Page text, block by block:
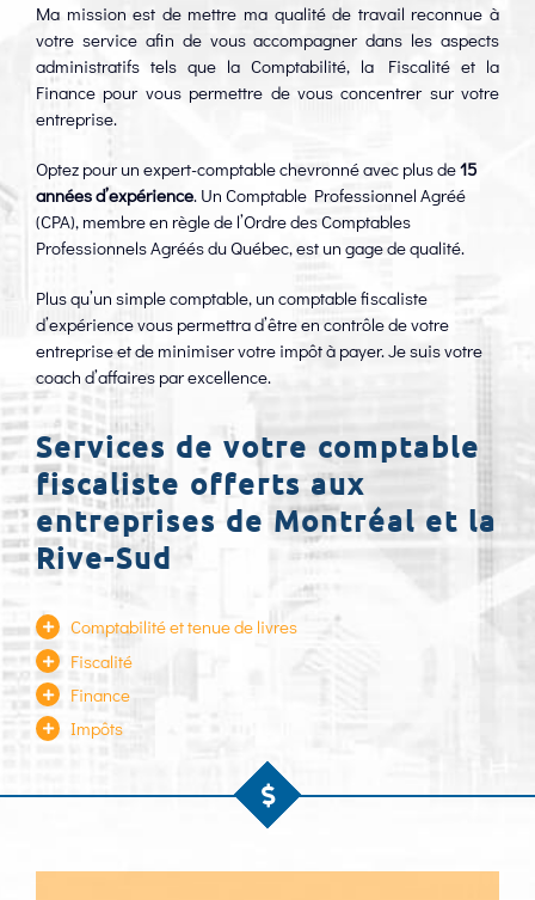
Ma mission est de mettre ma qualité de travail reconnue à
votre service afin de vous accompagner dans les aspects
administratifs tels que la Comptabilité, la Fiscalité et la
Finance pour vous permettre de vous concentrer sur votre
entreprise.
Optez pour un expert-comptable chevronné avec plus de15
années d’expérience. Un Comptable Professionnel Agréé
(CPA), membre en règle de l’Ordre des Comptables
Professionnels Agréés du Québec, est un gage de qualité.
Plus qu’un simple comptable, un comptable fiscaliste
d’expérience vous permettra d’être en contrôle de votre
entreprise et de minimiser votre impôt à payer. Je suis votre
coach d’affaires par excellence.
Services de votre comptable
fiscaliste offerts aux
entreprises de Montréal et la
Rive-Sud
Comptabilité et tenue de livres
Fiscalité
Finance
Impôts